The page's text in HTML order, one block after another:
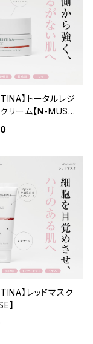
】トータルレジ
リーム【N-MUS
】レッドマスク
】